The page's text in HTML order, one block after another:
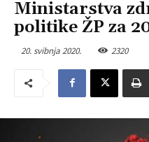
Ministarstva
politike ŽP za
20. svibnja 2020. 2320